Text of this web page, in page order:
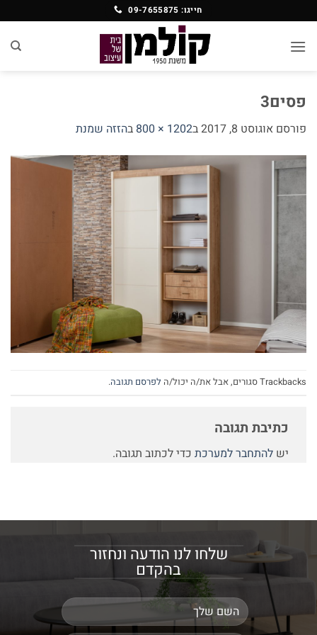
to
content
חייגו: 09-7655875
פסים3
פורסם אוגוסט 8, 2017 ב1202 × 800 בהזזה שמנת
Trackbacks סגורים, אבל את/ה יכול/ה לפרסם תגובה.
כתיבת תגובה
יש להתחבר למערכת כדי לכתוב תגובה.
שלחו לנו הודעה ונחזור
בהקדם